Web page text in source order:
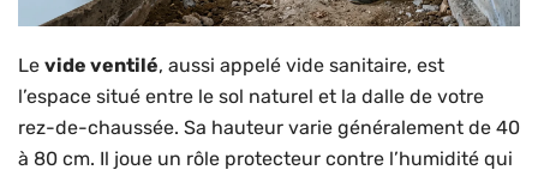
Le vide ventilé, aussi appelé vide sanitaire, est
l’espace situé entre le sol naturel et la dalle de votre
rez-de-chaussée. Sa hauteur varie généralement de 40
à 80 cm. Il joue un rôle protecteur contre l’humidité qui